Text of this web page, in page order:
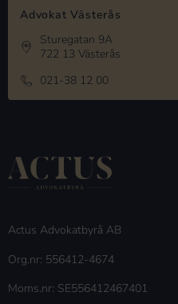
Advokat Västerås
Sturegatan 9A
722 13 Västerås
021-38 12 00
Actus Advokatbyrå AB
Org.nr: 556412-4674
Moms.nr: SE556412467401